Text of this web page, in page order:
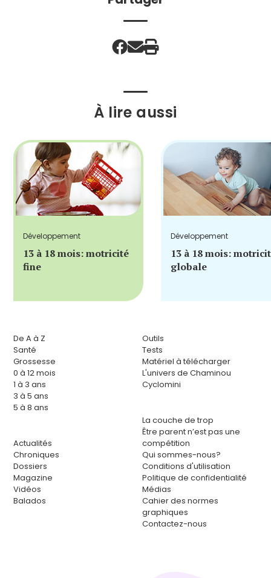
À lire aussi
Développement
13 à 18 mois: motricité
fine
Développement
13 à 18 mois:
globale
De A à Z
Santé
Grossesse
0 à 12 mois
1 à 3 ans
3 à 5 ans
5 à 8 ans
Actualités
Chroniques
Dossiers
Magazine
Vidéos
Balados
Outils
Tests
Matériel à télécharger
L'univers de Chaminou
Cyclomini
La couche de trop
Être parent n’est pas une
compétition
Qui sommes-nous?
Conditions d'utilisation
Politique de confidentialité
Médias
Cahier des normes
graphiques
Contactez-nous